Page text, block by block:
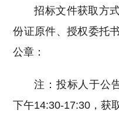
招标文件获取方
份证原件、授权委托
公章：
注：投标人于公
下午14:30-17:30，获